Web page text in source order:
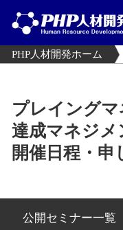
PHP人材開発ホーム
プレイング
達成マネジメ
開催日程・申
公開セミナー一覧